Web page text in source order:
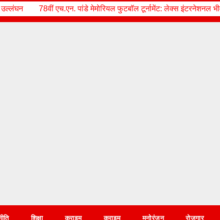
मेमोरियल फुटबॉल टूर्नामेंट: लेक्स इंटरनेशनल भीमताल ने पी.पी.जे. सरस्वती
शिक्षा क्राइम क्राइम मनोरंजन रोज़गार